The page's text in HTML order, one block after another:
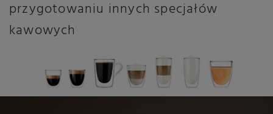
przygotowaniu innych specjałów
kawowych